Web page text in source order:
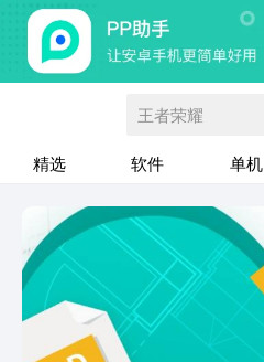
王者荣耀
精选 软件 单机